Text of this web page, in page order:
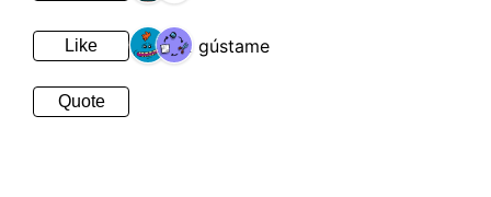
Like 2 gústame
Quote